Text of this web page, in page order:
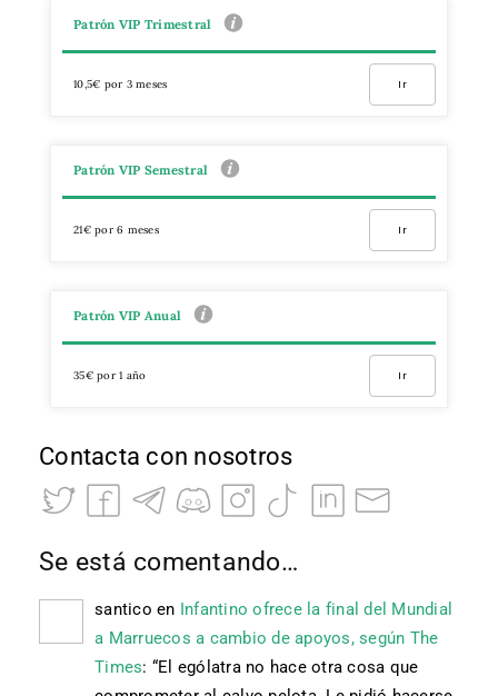
Patrón VIP Trimestral
10,5€ por 3 meses Ir
Patrón VIP Semestral
21€ por 6 meses Ir
Patrón VIP Anual
35€ por 1 año Ir
Contacta con nosotros
Se está comentando…
santico en Infantino ofrece la final del Mundial
a Marruecos a cambio de apoyos, según The
Times: “El ególatra no hace otra cosa que